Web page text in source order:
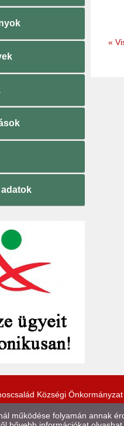
«
Községi Önkormányzat
működése folyamán annak